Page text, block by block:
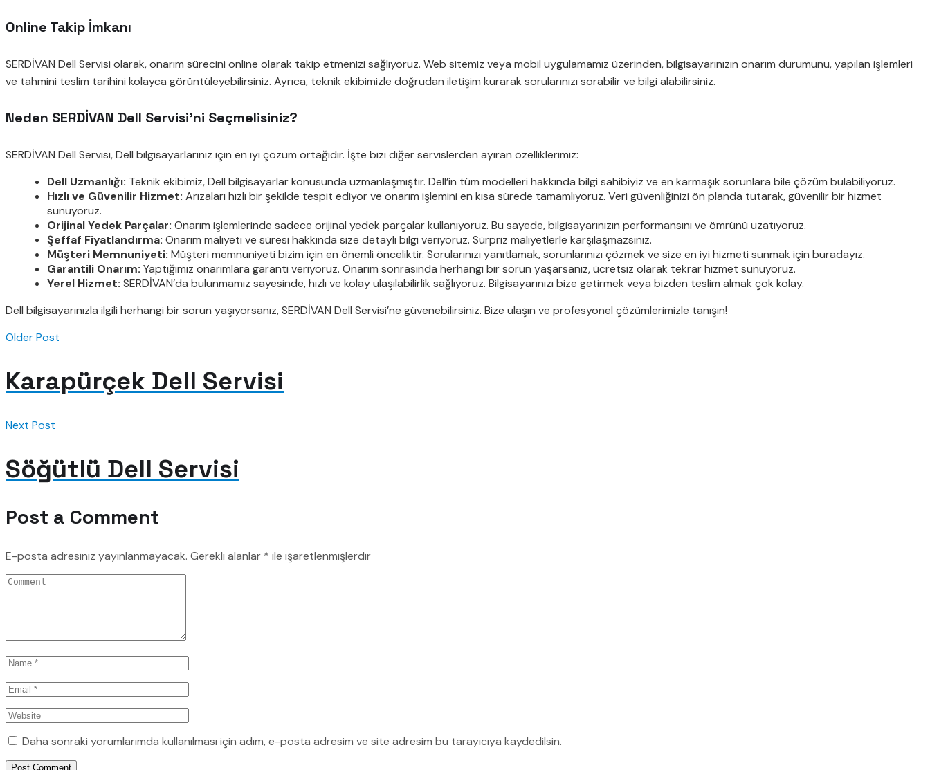
Online Takip İmkanı
SERDİVAN Dell Servisi olarak, onarım sürecini online olarak takip etmenizi sağlıyoruz. Web sitemiz veya mobil uygulamamız üzerinden, bilgisayarınızın onarım durumunu, yapılan işlemleri
ve tahmini teslim tarihini kolayca görüntüleyebilirsiniz. Ayrıca, teknik ekibimizle doğrudan iletişim kurarak sorularınızı sorabilir ve bilgi alabilirsiniz.
Neden SERDİVAN Dell Servisi’ni Seçmelisiniz?
SERDİVAN Dell Servisi, Dell bilgisayarlarınız için en iyi çözüm ortağıdır. İşte bizi diğer servislerden ayıran özelliklerimiz:
Dell Uzmanlığı: Teknik ekibimiz, Dell bilgisayarlar konusunda uzmanlaşmıştır. Dell’in tüm modelleri hakkında bilgi sahibiyiz ve en karmaşık sorunlara bile çözüm bulabiliyoruz.
Hızlı ve Güvenilir Hizmet: Arızaları hızlı bir şekilde tespit ediyor ve onarım işlemini en kısa sürede tamamlıyoruz. Veri güvenliğinizi ön planda tutarak, güvenilir bir hizmet
sunuyoruz.
Orijinal Yedek Parçalar: Onarım işlemlerinde sadece orijinal yedek parçalar kullanıyoruz. Bu sayede, bilgisayarınızın performansını ve ömrünü uzatıyoruz.
Şeffaf Fiyatlandırma: Onarım maliyeti ve süresi hakkında size detaylı bilgi veriyoruz. Sürpriz maliyetlerle karşılaşmazsınız.
Müşteri Memnuniyeti: Müşteri memnuniyeti bizim için en önemli önceliktir. Sorularınızı yanıtlamak, sorunlarınızı çözmek ve size en iyi hizmeti sunmak için buradayız.
Garantili Onarım: Yaptığımız onarımlara garanti veriyoruz. Onarım sonrasında herhangi bir sorun yaşarsanız, ücretsiz olarak tekrar hizmet sunuyoruz.
Yerel Hizmet: SERDİVAN’da bulunmamız sayesinde, hızlı ve kolay ulaşılabilirlik sağlıyoruz. Bilgisayarınızı bize getirmek veya bizden teslim almak çok kolay.
Dell bilgisayarınızla ilgili herhangi bir sorun yaşıyorsanız, SERDİVAN Dell Servisi’ne güvenebilirsiniz. Bize ulaşın ve profesyonel çözümlerimizle tanışın!
Older Post
Karapürçek Dell Servisi
Next Post
Söğütlü Dell Servisi
Post a Comment
E-posta adresiniz yayınlanmayacak. Gerekli alanlar * ile işaretlenmişlerdir
Daha sonraki yorumlarımda kullanılması için adım, e-posta adresim ve site adresim bu tarayıcıya kaydedilsin.
Post Comment